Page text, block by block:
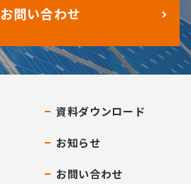
お問い合わせ
資料ダウンロード
お知らせ
お問い合わせ